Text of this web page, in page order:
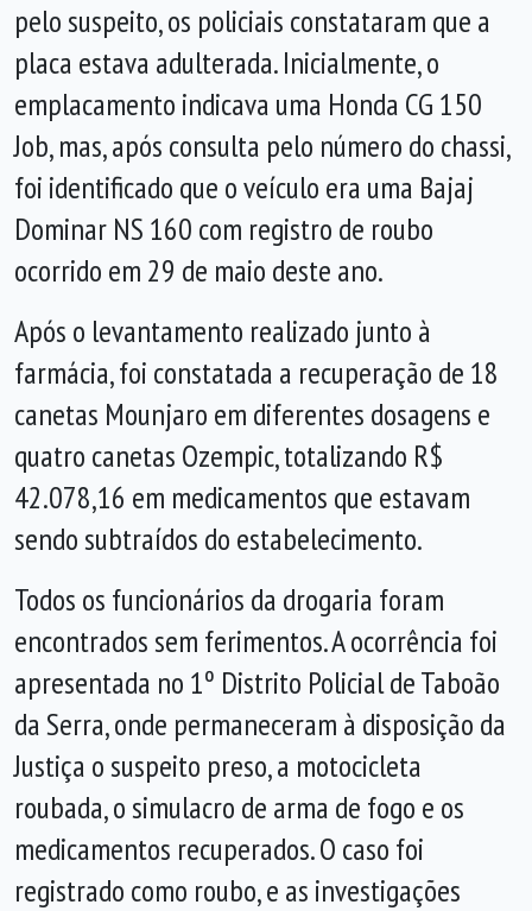
pelo suspeito, os policiais constataram que a
placa estava adulterada. Inicialmente, o
emplacamento indicava uma Honda CG 150
Job, mas, após consulta pelo número do chassi,
foi identificado que o veículo era uma Bajaj
Dominar NS 160 com registro de roubo
ocorrido em 29 de maio deste ano.
Após o levantamento realizado junto à
farmácia, foi constatada a recuperação de 18
canetas Mounjaro em diferentes dosagens e
quatro canetas Ozempic, totalizando R$
42.078,16 em medicamentos que estavam
sendo subtraídos do estabelecimento.
Todos os funcionários da drogaria foram
encontrados sem ferimentos. A ocorrência foi
apresentada no 1º Distrito Policial de Taboão
da Serra, onde permaneceram à disposição da
Justiça o suspeito preso, a motocicleta
roubada, o simulacro de arma de fogo e os
medicamentos recuperados. O caso foi
registrado como roubo, e as investigações